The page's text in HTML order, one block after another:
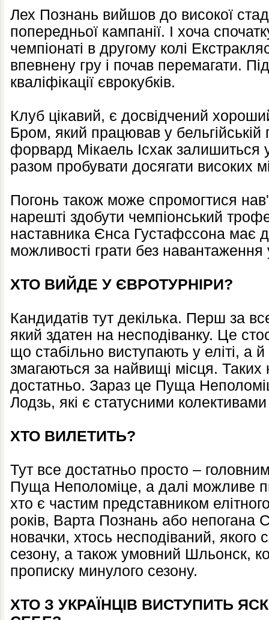
Лех Познань вийшов до високої
попередньої кампанії. І хоча
чемпіонаті в другому колі
впевнену гру і почав перемагати.
кваліфікації єврокубків.
Клуб цікавий, є досвідчений
Бром, який працював у бельгійській
форвард Мікаель Ісхак залишиться
разом пробувати досягати високих
Погонь також може спромогтися
нарешті здобути чемпіонський
наставника Єнса Густафссона має
можливості грати без навантаження
ХТО ВИЙДЕ У ЄВРОТУРНІРИ?
Кандидатів тут декілька. Перш за
який здатен на несподіванку. Це
що стабільно виступають у еліті, а
змагаються за найвищі місця. Таких
достатньо. Зараз це Пуща
Лодзь, які є статусними
ХТО ВИЛЕТИТЬ?
Тут все достатньо просто –
Пуща Неполоміце, а далі можливе
хто є частим представником
років, Варта Познань або
новачки, хтось несподіваний, якого
сезону, а також умовний Шльонск,
прописку минулого сезону.
ХТО З УКРАЇНЦІВ ВИСТУПИТЬ